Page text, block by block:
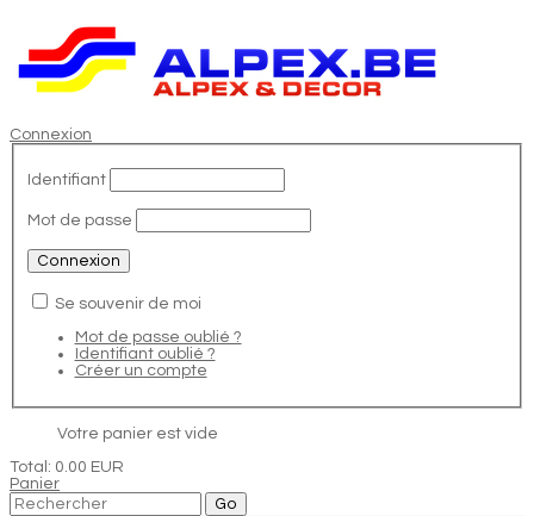
Connexion
Identifiant
Mot de passe
Se souvenir de moi
Mot de passe oublié ?
Identifiant oublié ?
Créer un compte
Votre panier est vide
Total: 0.00 EUR
Panier